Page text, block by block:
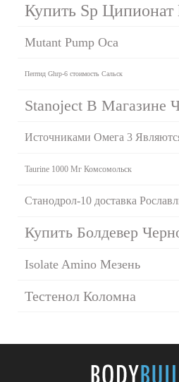
Купить Sp
Mutant Pump Оса
Пептид Ghrp-6 стоимость Сальск
Stanoject В Магазине
Источниками Омега 3
Taurine 1000 Мг Комсомольск
Станодрол-10 доставка
Купить Болдевер
Isolate Amino Мезень
Тестенол Коломна